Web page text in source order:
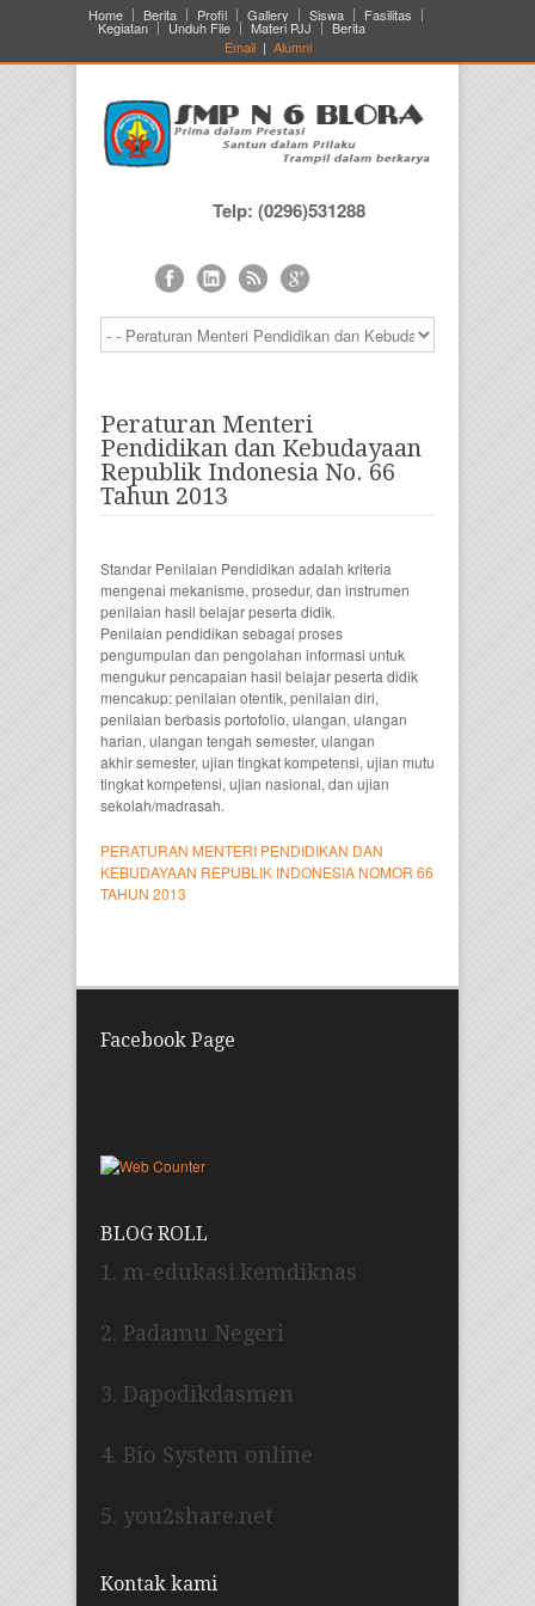
Home Berita Profil Gallery Siswa Fasilitas
Kegiatan Unduh File Materi PJJ
Berita
Email| Alumni
Telp: (0296)531288
Peraturan Menteri
Pendidikan dan Kebudayaan
Republik Indonesia No. 66
Tahun 2013
Standar Penilaian Pendidikan adalah kriteria
mengenai mekanisme, prosedur, dan instrumen
penilaian hasil belajar peserta didik.
Penilaian pendidikan sebagai proses
pengumpulan dan pengolahan informasi untuk
mengukur pencapaian hasil belajar peserta didik
mencakup: penilaian otentik, penilaian diri,
penilaian berbasis portofolio, ulangan, ulangan
harian, ulangan tengah semester, ulangan
akhir semester, ujian tingkat kompetensi, ujian mutu
tingkat kompetensi, ujian nasional, dan ujian
sekolah/madrasah.
PERATURAN MENTERI PENDIDIKAN DAN
KEBUDAYAAN REPUBLIK INDONESIA NOMOR 66
TAHUN 2013
Facebook Page
BLOG ROLL
1. m-edukasi.kemdiknas
2. Padamu Negeri
3. Dapodikdasmen
4. Bio System online
5. you2share.net
Kontak kami